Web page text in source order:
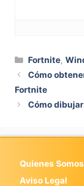
Categorías
Fortnite,
Cómo
Fortnite
Cómo
Quienes Somos
Aviso Legal